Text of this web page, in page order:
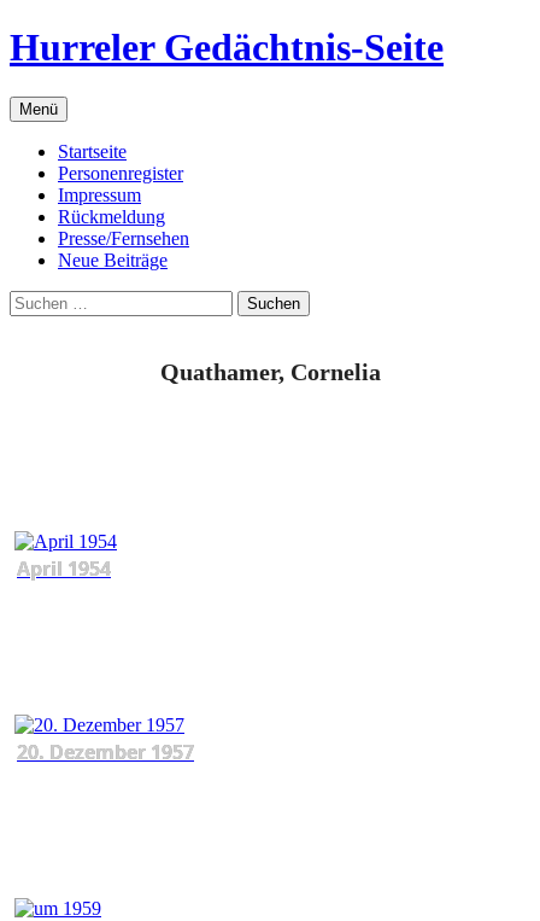
Zum
Inhalt
Hurreler Gedächtnis-Seite
Menü
Startseite
Personenregister
Impressum
Rückmeldung
Presse/Fernsehen
Neue Beiträge
Suchen
nach:
Quathamer, Cornelia
April 1954
20. Dezember 1957